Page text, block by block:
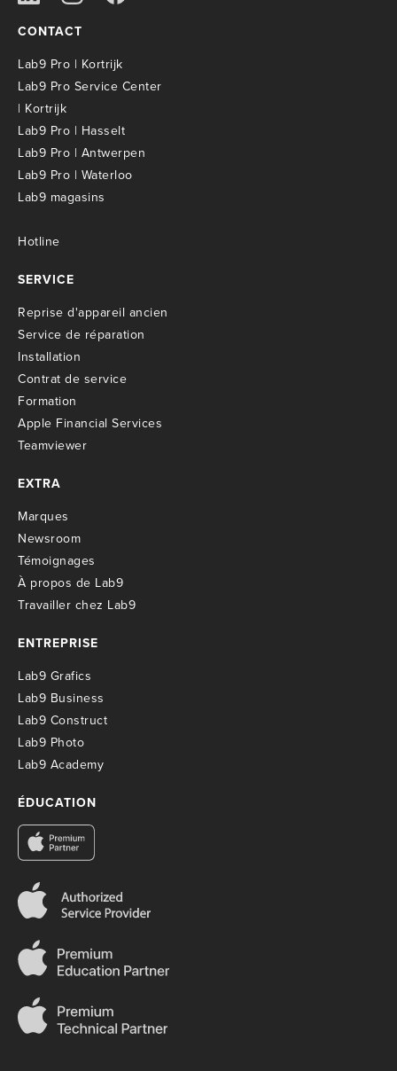
CONTACT
Lab9 Pro | Kortrijk
Lab9 Pro Service Center
| Kortrijk
Lab9 Pro | Hasselt
Lab9 Pro | Antwerpen
Lab9 Pro | Waterloo
Lab9 magasins
Hotline
SERVICE
Reprise d'appareil ancien
Service de réparation
Installation
Contrat de service
Formation
Apple Financial Services
Teamviewer
EXTRA
Marques
Newsroom
Témoignages
À propos de Lab9
Travailler chez Lab9
ENTREPRISE
Lab9 Grafics
Lab9 Business
Lab9 Construct
Lab9 Photo
Lab9 Academy
ÉDUCATION